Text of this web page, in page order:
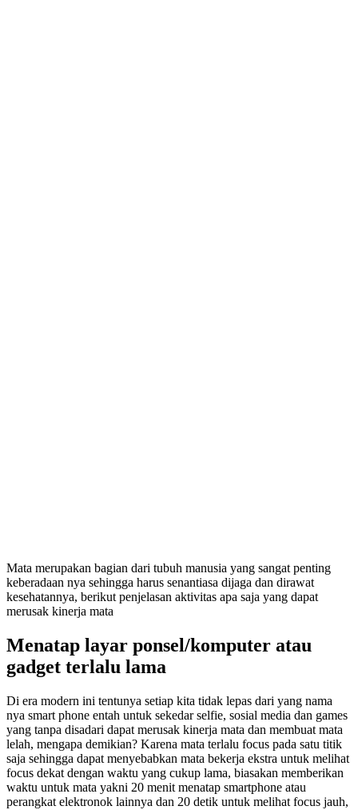
Mata merupakan bagian dari tubuh manusia yang sangat penting
keberadaan nya sehingga harus senantiasa dijaga dan dirawat
kesehatannya, berikut penjelasan aktivitas apa saja yang dapat
merusak kinerja mata
Menatap layar ponsel/komputer atau
gadget terlalu lama
Di era modern ini tentunya setiap kita tidak lepas dari yang nama
nya smart phone entah untuk sekedar selfie, sosial media dan games
yang tanpa disadari dapat merusak kinerja mata dan membuat mata
lelah, mengapa demikian? Karena mata terlalu focus pada satu titik
saja sehingga dapat menyebabkan mata bekerja ekstra untuk melihat
focus dekat dengan waktu yang cukup lama, biasakan memberikan
waktu untuk mata yakni 20 menit menatap smartphone atau
perangkat elektronok lainnya dan 20 detik untuk melihat focus jauh,